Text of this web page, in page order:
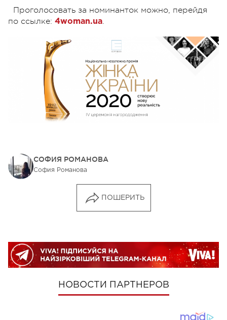
Проголосовать за номинанток можно, перейдя
по ссылке: 4woman.ua.
СОФИЯ РОМАНОВА
София Романова
ПОШЕРИТЬ
НОВОСТИ ПАРТНЕРОВ